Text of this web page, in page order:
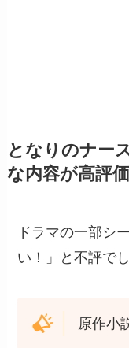
となりのナー
な内容が高評価
ドラマの一部シ
い！」と不評でし
原作小